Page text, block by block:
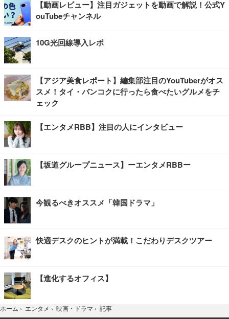
【動画レビュー】注目ガジェットを動画で解説！公式Y
ouTubeチャンネル
10G光回線導入レポ
【アジア美食レポート】編集部注目のYouTuberがオス
スメ！タイ・バンコクに行ったら食べたいグルメをチ
ェック
【エンタメRBB】注目の人にインタビュー
【坂道グループニュース】ーエンタメRBBー
今観るべきオススメ「韓国ドラマ」
快適デスクのヒントが満載！こだわりデスクツアー
【進化するオフィス】
ホーム › エンタメ › 映画・ドラマ › 記事